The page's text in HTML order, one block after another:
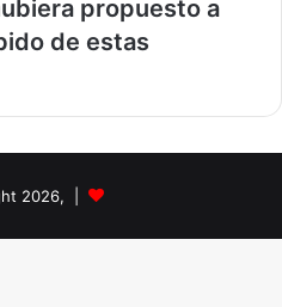
propuesto a
de estas
2026, |